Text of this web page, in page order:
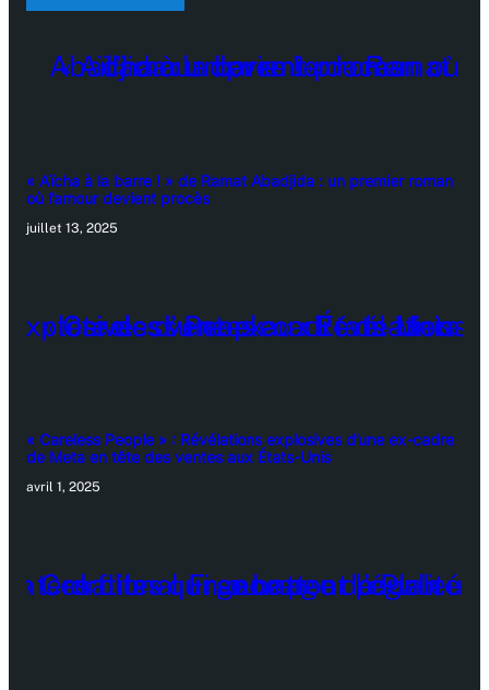
« Aïcha à la barre ! » de Ramat Abadjida : un premier roman
où l’amour devient procès
juillet 13, 2025
« Careless People » : Révélations explosives d’une ex-cadre
de Meta en tête des ventes aux États-Unis
avril 1, 2025